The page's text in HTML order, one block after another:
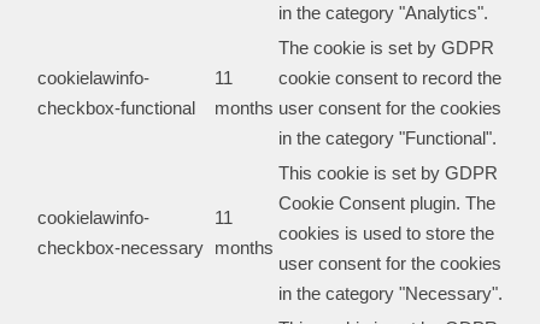
in the category "Analytics".
cookielawinfo-
checkbox-functional
11
months
The cookie is set by GDPR
cookie consent to record the
user consent for the cookies
in the category "Functional".
cookielawinfo-
checkbox-necessary
11
months
This cookie is set by GDPR
Cookie Consent plugin. The
cookies is used to store the
user consent for the cookies
in the category "Necessary".